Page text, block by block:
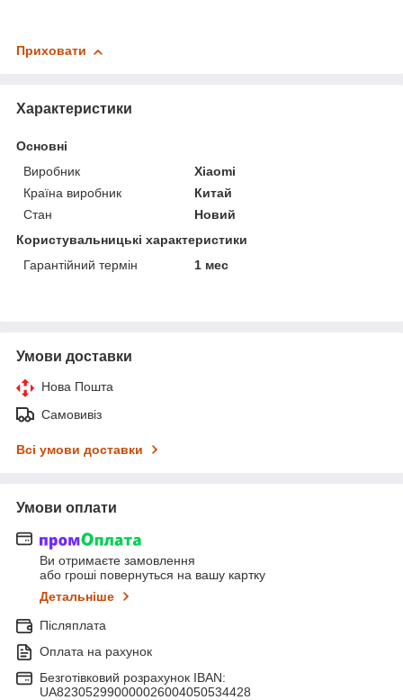
Приховати
Характеристики
Основні
Виробник
Xiaomi
Країна виробник
Китай
Стан
Новий
Користувальницькі характеристики
Гарантійний термін
1 мес
Умови доставки
Нова Пошта
Самовивіз
Всі умови доставки
Умови оплати
Ви отримаєте замовлення
або гроші повернуться на вашу картку
Детальніше
Післяплата
Оплата на рахунок
Безготівковий розрахунок IBAN:
UA823052990000026004050534428